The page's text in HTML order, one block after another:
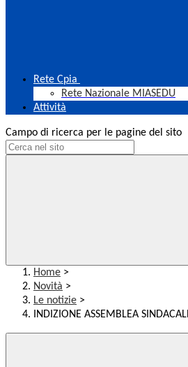
Rete Cpia
Rete Nazionale MIASEDU
Attività
Campo di ricerca per le pagine del sito
Home >
Novità >
Le notizie >
INDIZIONE ASSEMBLEA